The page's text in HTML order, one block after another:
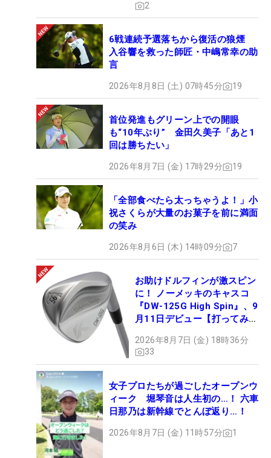
2
6戦連続予選落ちから復活の狼煙
入谷響を救った師匠・中嶋常幸の助
言
2026年8月8日 (土) 07時45分 19
首位発進もグリーン上での開眼
も“10年ぶり” 金田久美子「あと1
回は勝ちたい」
2026年8月7日 (金) 17時29分 19
「全部食べたら太っちゃうよ！」小
祝さくらが大量のお菓子を前に満面
の笑み
2026年8月6日 (木) 14時09分 7
お助けドルフィンが激スピン
に！ ノーメッキのキャスコ
『DW-125G High Spin』、9
月11日デビュー【打ってみ
2026年8月7日 (金) 18時36分
33
女子プロたちが過ごしたオープンウ
ィーク 堀琴音は人生初の…！ 六車
日那乃は新幹線でとんぼ返り…！
2026年8月7日 (金) 11時57分 1